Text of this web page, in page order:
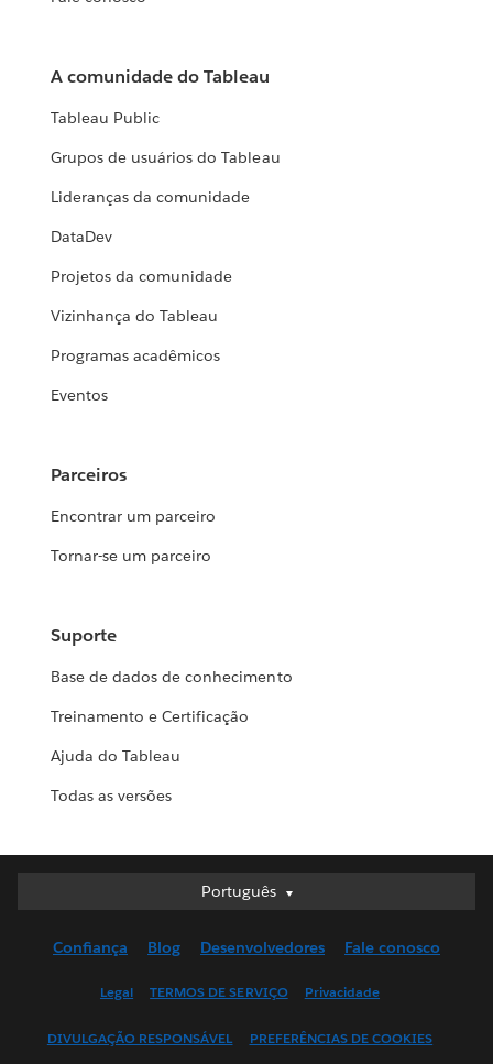
A comunidade do Tableau
Tableau Public
Grupos de usuários do Tableau
Lideranças da comunidade
DataDev
Projetos da comunidade
Vizinhança do Tableau
Programas acadêmicos
Eventos
Parceiros
Encontrar um parceiro
Tornar-se um parceiro
Suporte
Base de dados de conhecimento
Treinamento e Certificação
Ajuda do Tableau
Todas as versões
Português
Português
English (UK)
Français (Canada)
Confiança Blog Desenvolvedores Fale conosco
Legal TERMOS DE SERVIÇO Privacidade
DIVULGAÇÃO RESPONSÁVEL PREFERÊNCIAS DE COOKIES